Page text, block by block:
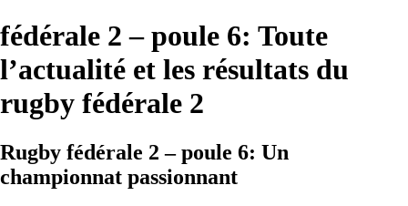
fédérale 2 – poule 6: Toute
l’actualité et les résultats du
rugby fédérale 2
Rugby fédérale 2 – poule 6: Un
championnat passionnant